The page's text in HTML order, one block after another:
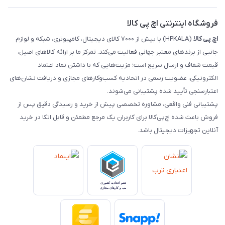
رهگیری مرسولات ماهکس
فروشگاه اینترنتی اچ پی کالا
اچ‌ پی‌ کالا
(HPKALA) با بیش از ۷۰۰۰ کالای دیجیتال، کامپیوتری، شبکه و لوازم
جانبی از برندهای معتبر جهانی فعالیت می‌کند. تمرکز ما بر ارائه کالاهای اصیل،
قیمت شفاف و ارسال سریع است؛ مزیت‌هایی که با داشتن نماد اعتماد
الکترونیکی، عضویت رسمی در اتحادیه کسب‌وکارهای مجازی و دریافت نشان‌های
اعتبارسنجی تأیید شده پشتیبانی می‌شوند.
پشتیبانی فنی واقعی، مشاوره تخصصی پیش از خرید و رسیدگی دقیق پس از
فروش باعث شده اچ‌پی‌کالا برای کاربران یک مرجع مطمئن و قابل اتکا در خرید
آنلاین تجهیزات دیجیتال باشد.